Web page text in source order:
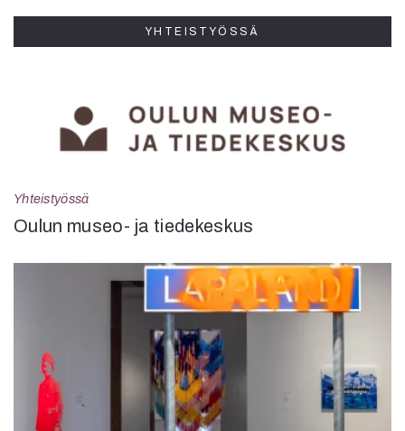
YHTEISTYÖSSÄ
Yhteistyössä
Oulun museo- ja tiedekeskus